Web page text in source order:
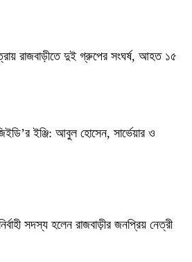
রাজবাড়ীতে দুই গ্রুপের সংঘর্ষ, আহত ১৫
ইঞ্জি: আবুল হোসেন, সার্ভেয়ার ও
সদস্য হলেন রাজবাড়ীর জনপ্রিয় নেত্রী